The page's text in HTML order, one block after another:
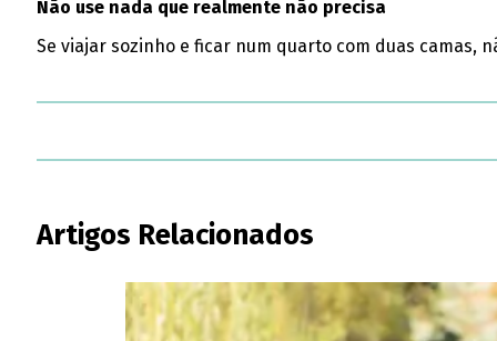
Não use nada que realmente não precisa
Se viajar sozinho e ficar num quarto com duas camas,
Artigos Relacionados